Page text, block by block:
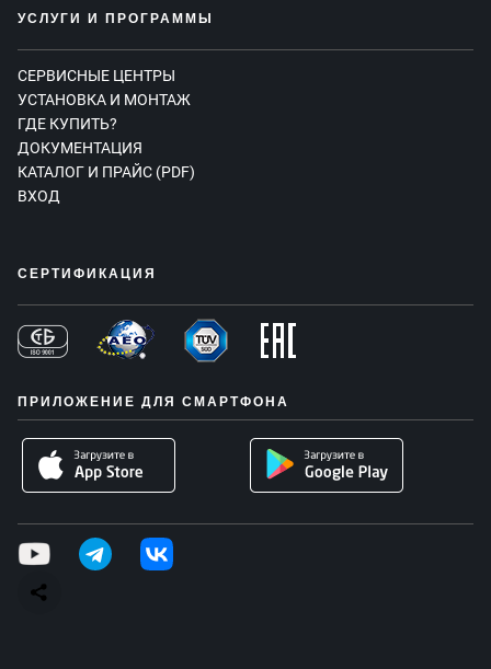
УСЛУГИ И ПРОГРАММЫ
СЕРВИСНЫЕ ЦЕНТРЫ
УСТАНОВКА И МОНТАЖ
ГДЕ КУПИТЬ?
ДОКУМЕНТАЦИЯ
КАТАЛОГ И ПРАЙС (PDF)
ВХОД
СЕРТИФИКАЦИЯ
ПРИЛОЖЕНИЕ ДЛЯ СМАРТФОНА